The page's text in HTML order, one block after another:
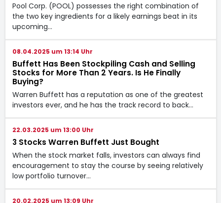
Pool Corp. (POOL) possesses the right combination of
the two key ingredients for a likely earnings beat in its
upcoming…
08.04.2025 um 13:14 Uhr
Buffett Has Been Stockpiling Cash and Selling
Stocks for More Than 2 Years. Is He Finally
Buying?
Warren Buffett has a reputation as one of the greatest
investors ever, and he has the track record to back…
22.03.2025 um 13:00 Uhr
3 Stocks Warren Buffett Just Bought
When the stock market falls, investors can always find
encouragement to stay the course by seeing relatively
low portfolio turnover…
20.02.2025 um 13:09 Uhr